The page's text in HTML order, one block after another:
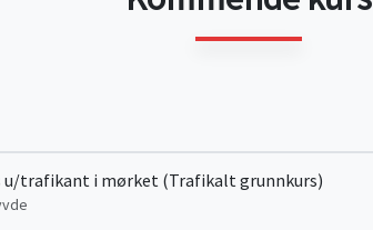
u/trafikant i mørket (Trafikalt grunnkurs)